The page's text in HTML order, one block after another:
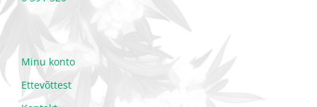
Minu konto
Ettevõttest